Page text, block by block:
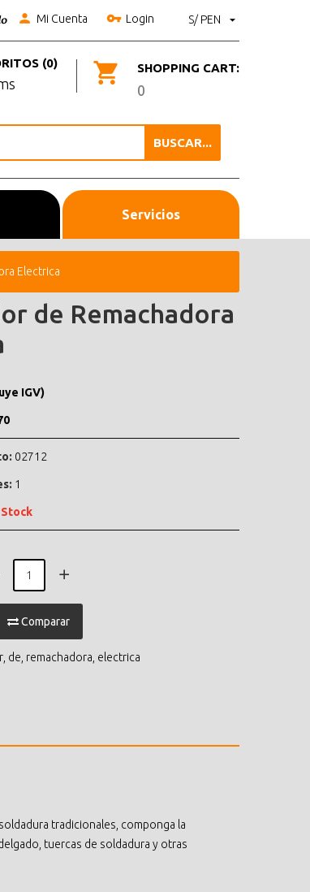
S/ PEN
Mi Cuenta Login
SHOPPING CART:
0
(0)
BUSCAR...
Servicios
Electrica
de Remachadora
IGV)
02712
1
Stock
Comparar
de remachadora electrica
tradicionales, componga la
tuercas de soldadura y otras